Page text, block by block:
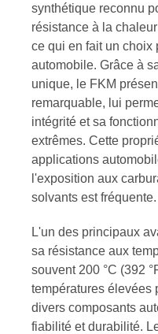
synthétique reconnu
résistance à la
ce qui en fait un
automobile. Grâce à
unique, le FKM
remarquable, lui
intégrité et sa
extrêmes. Cette
applications
l'exposition aux
solvants est fréquente.
L'un des principaux
sa résistance aux
souvent 200 °C (392
températures élevées
divers composants
fiabilité et durabilité.